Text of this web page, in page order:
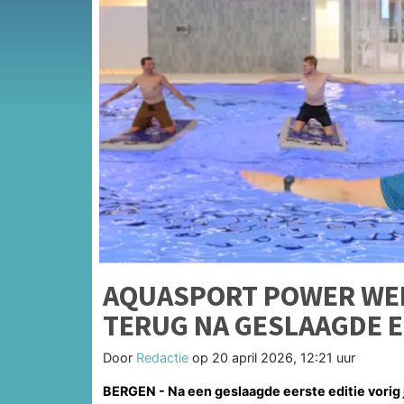
AQUASPORT POWER
TERUG NA GESLAAGDE
Door Redactie op 20 april 2026, 12:21 uur
BERGEN - Na een geslaagde eerste editie